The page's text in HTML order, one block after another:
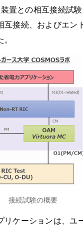
置との相互接続試
互接続、およびエン
接続試験の概要
リケーションは、ユ